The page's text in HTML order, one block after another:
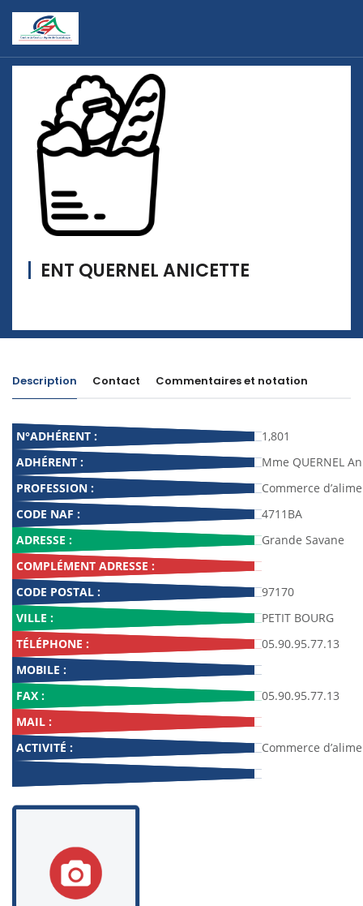
ENT QUERNEL ANICETTE
Description Contact Commentaires et notation
N°ADHÉRENT :
1,801
ADHÉRENT :
Mme QUERNEL
PROFESSION :
Commerce
CODE NAF :
4711BA
ADRESSE :
Grande Savane
COMPLÉMENT ADRESSE :
CODE POSTAL :
97170
VILLE :
PETIT BOURG
TÉLÉPHONE :
05.90.95.77.13
MOBILE :
FAX :
05.90.95.77.13
MAIL :
ACTIVITÉ :
Commerce